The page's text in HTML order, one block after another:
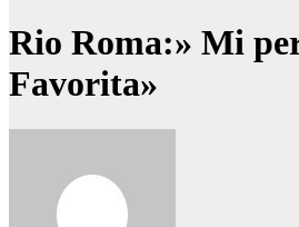
Rio Roma:» Mi
Favorita»